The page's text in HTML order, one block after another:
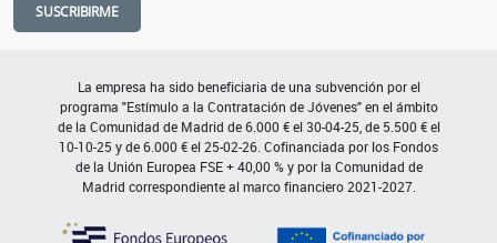
SUSCRIBIRME
La empresa ha sido beneficiaria de una subvención por el
programa "Estímulo a la Contratación de Jóvenes" en el ámbito
de la Comunidad de Madrid de 6.000 € el 30-04-25, de 5.500 € el
10-10-25 y de 6.000 € el 25-02-26. Cofinanciada por los Fondos
de la Unión Europea FSE + 40,00 % y por la Comunidad de
Madrid correspondiente al marco financiero 2021-2027.